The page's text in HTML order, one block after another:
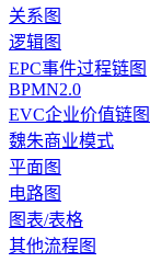
关系图
逻辑图
EPC事件过程链图
BPMN2.0
EVC企业价值链图
魏朱商业模式
平面图
电路图
图表/表格
其他流程图